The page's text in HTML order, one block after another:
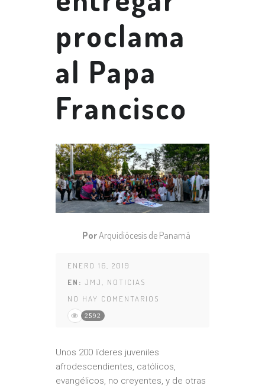
proclama
al Papa
Francisco
PorArquidiócesis de Panamá
ENERO 16, 2019
EN: JMJ
NOTICIAS
NO HAY COMENTARIOS
2592
Unos 200 líderes juveniles
afrodescendientes, católicos,
evangélicos, no creyentes, y de otras